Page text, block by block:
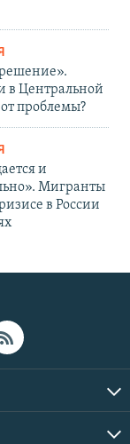
в Центральной
проблемы?
и
Мигранты
в России